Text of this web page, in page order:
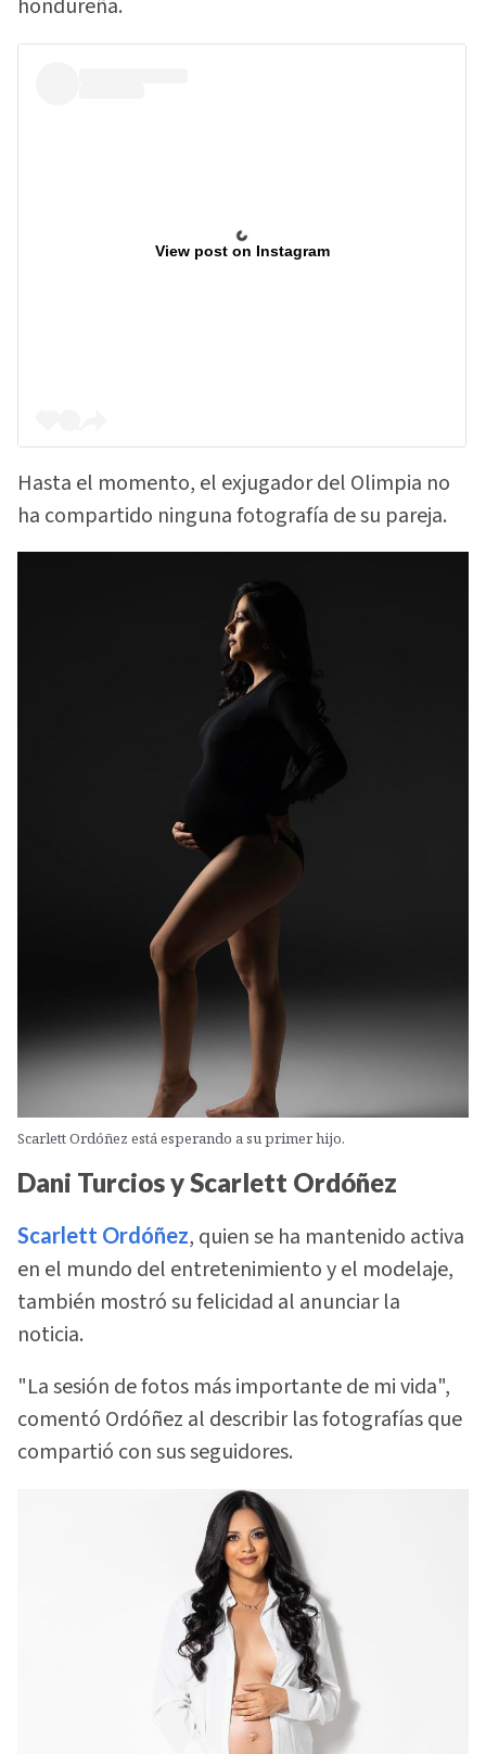
hondureña.
View post on Instagram
Hasta el momento, el exjugador del Olimpia no
ha compartido ninguna fotografía de su pareja.
Scarlett Ordóñez está esperando a su primer hijo.
Dani Turcios y Scarlett Ordóñez
Scarlett Ordóñez, quien se ha mantenido activa
en el mundo del entretenimiento y el modelaje,
también mostró su felicidad al anunciar la
noticia.
"La sesión de fotos más importante de mi vida",
comentó Ordóñez al describir las fotografías que
compartió con sus seguidores.